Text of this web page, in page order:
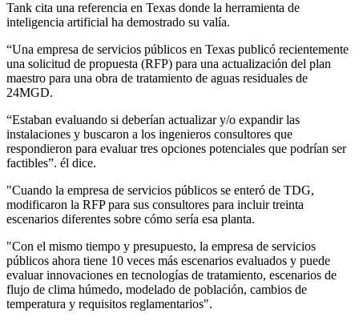
Tank cita una referencia en Texas donde la herramienta de
inteligencia artificial ha demostrado su valía.
“Una empresa de servicios públicos en Texas publicó recientemente
una solicitud de propuesta (RFP) para una actualización del plan
maestro para una obra de tratamiento de aguas residuales de
24MGD.
“Estaban evaluando si deberían actualizar y/o expandir las
instalaciones y buscaron a los ingenieros consultores que
respondieron para evaluar tres opciones potenciales que podrían ser
factibles”. él dice.
"Cuando la empresa de servicios públicos se enteró de TDG,
modificaron la RFP para sus consultores para incluir treinta
escenarios diferentes sobre cómo sería esa planta.
"Con el mismo tiempo y presupuesto, la empresa de servicios
públicos ahora tiene 10 veces más escenarios evaluados y puede
evaluar innovaciones en tecnologías de tratamiento, escenarios de
flujo de clima húmedo, modelado de población, cambios de
temperatura y requisitos reglamentarios".